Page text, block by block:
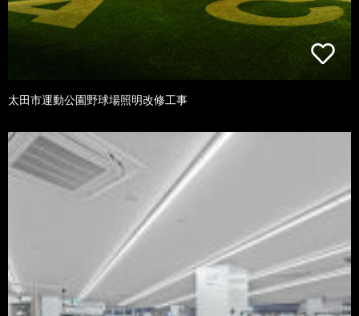
太田市運動公園野球場照明改修工事